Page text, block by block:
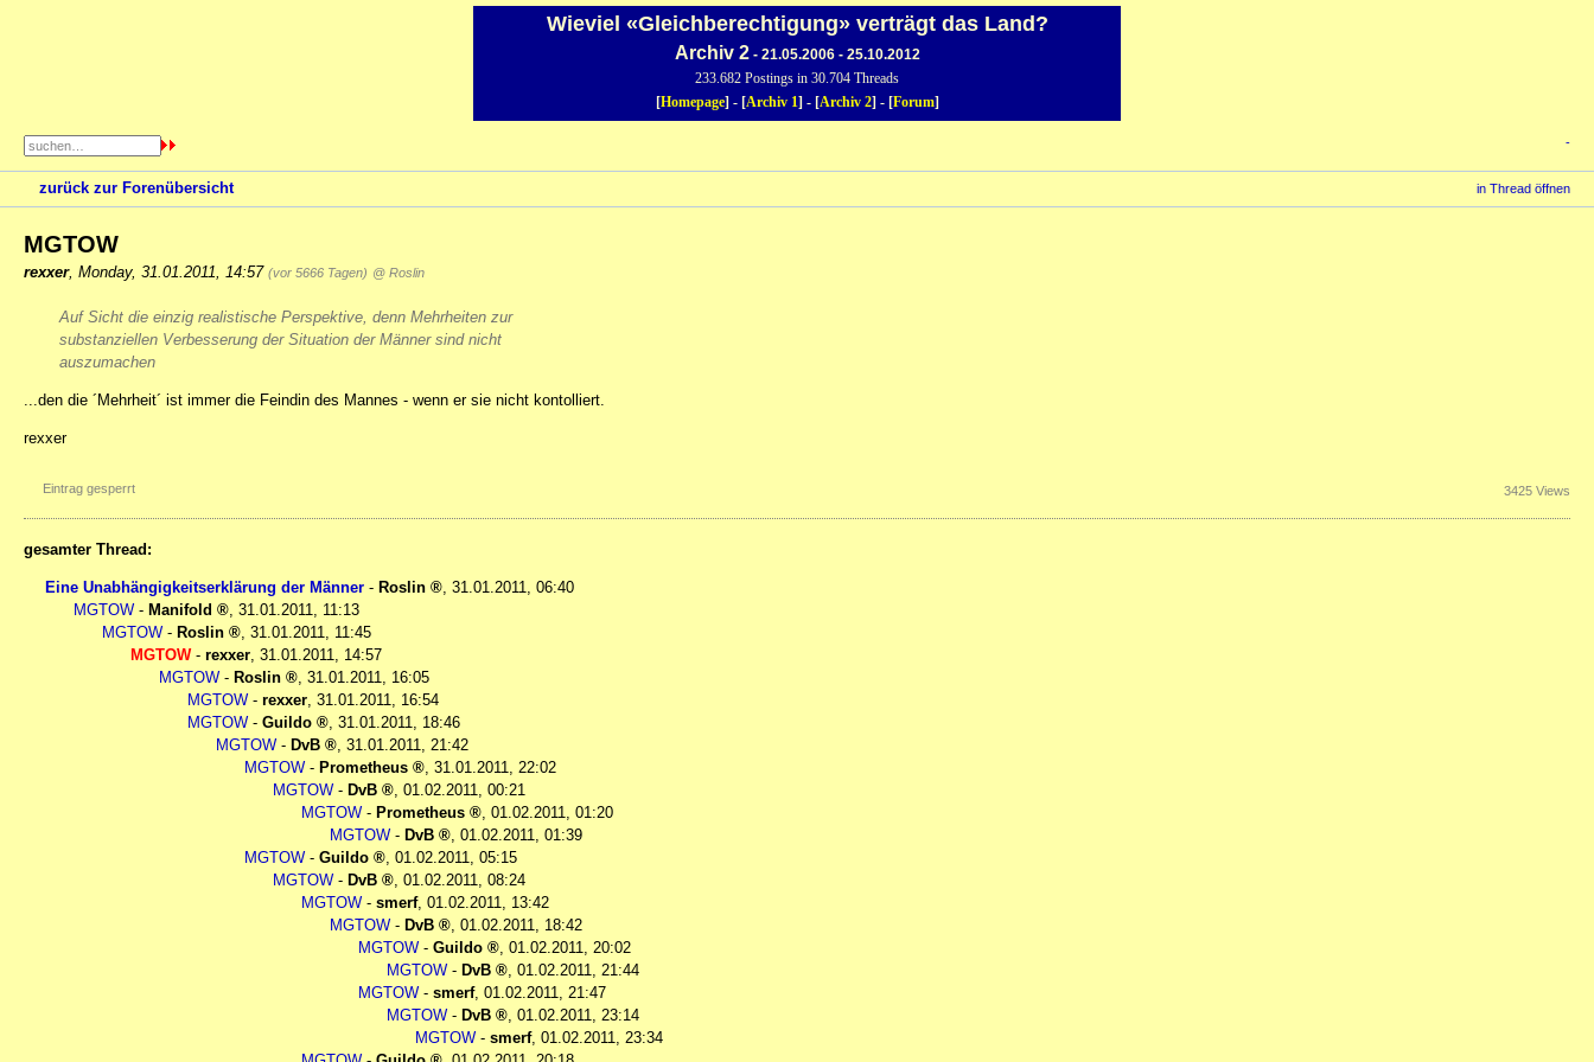
Wieviel «Gleichberechtigung» verträgt das Land?
Archiv 2- 21.05.2006 - 25.10.2012
233.682 Postings in 30.704 Threads
[Homepage] - [Archiv 1] - [Archiv 2] - [Forum]
-
zurück zur Forenübersicht in Thread öffnen
MGTOW
rexxer, Monday, 31.01.2011, 14:57 (vor 5666 Tagen) @ Roslin
Auf Sicht die einzig realistische Perspektive, denn Mehrheiten zur
substanziellen Verbesserung der Situation der Männer sind nicht
auszumachen
...den die ´Mehrheit´ ist immer die Feindin des Mannes - wenn er sie nicht kontolliert.
rexxer
Eintrag gesperrt 3425 Views
gesamter Thread:
Eine Unabhängigkeitserklärung der Männer - Roslin , 31.01.2011, 06:40
MGTOW - Manifold , 31.01.2011, 11:13
MGTOW - Roslin , 31.01.2011, 11:45
MGTOW- rexxer, 31.01.2011, 14:57
MGTOW - Roslin , 31.01.2011, 16:05
MGTOW - rexxer, 31.01.2011, 16:54
MGTOW - Guildo , 31.01.2011, 18:46
MGTOW - DvB , 31.01.2011, 21:42
MGTOW - Prometheus , 31.01.2011, 22:02
MGTOW - DvB , 01.02.2011, 00:21
MGTOW - Prometheus , 01.02.2011, 01:20
MGTOW - DvB , 01.02.2011, 01:39
MGTOW - Guildo , 01.02.2011, 05:15
MGTOW - DvB , 01.02.2011, 08:24
MGTOW - smerf, 01.02.2011, 13:42
MGTOW - DvB , 01.02.2011, 18:42
MGTOW - Guildo , 01.02.2011, 20:02
MGTOW - DvB , 01.02.2011, 21:44
MGTOW - smerf, 01.02.2011, 21:47
MGTOW - DvB , 01.02.2011, 23:14
MGTOW - smerf, 01.02.2011, 23:34